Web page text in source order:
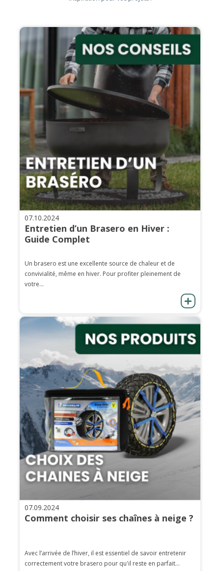
07.10.2024
Entretien d’un Brasero en Hiver :
Guide Complet
Un brasero est une excellente source de chaleur et de
convivialité, même en hiver. Pour profiter pleinement de
votre...
07.09.2024
Comment choisir ses chaînes à neige ?
Avec l’arrivée de l’hiver, il est essentiel de savoir entretenir
correctement votre brasero pour qu'il reste en parfait...